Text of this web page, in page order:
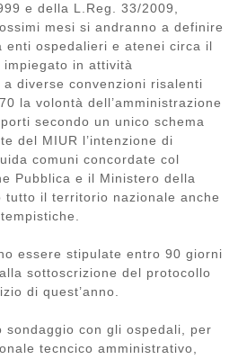
e della L.Reg. 33/2009,
mesi si andranno a definire
enti ospedalieri e atenei circa il
in attività
diverse convenzioni risalenti
la volontà dell’amministrazione
secondo un unico schema
del MIUR l’intenzione di
comuni concordate col
Pubblica e il Ministero della
tutto il territorio nazionale anche
essere stipulate entro 90 giorni
sottoscrizione del protocollo
di quest’anno.
sondaggio con gli ospedali, per
tecncico amministrativo,